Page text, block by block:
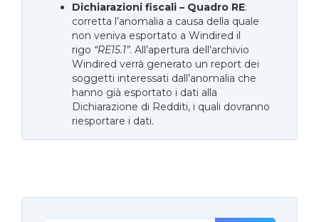
Dichiarazioni fiscali – Quadro RE:
corretta l’anomalia a causa della quale
non veniva esportato a Windired il
rigo “RE15.1”. All’apertura dell’archivio
Windired verrà generato un report dei
soggetti interessati dall’anomalia che
hanno già esportato i dati alla
Dichiarazione di Redditi, i quali dovranno
riesportare i dati.